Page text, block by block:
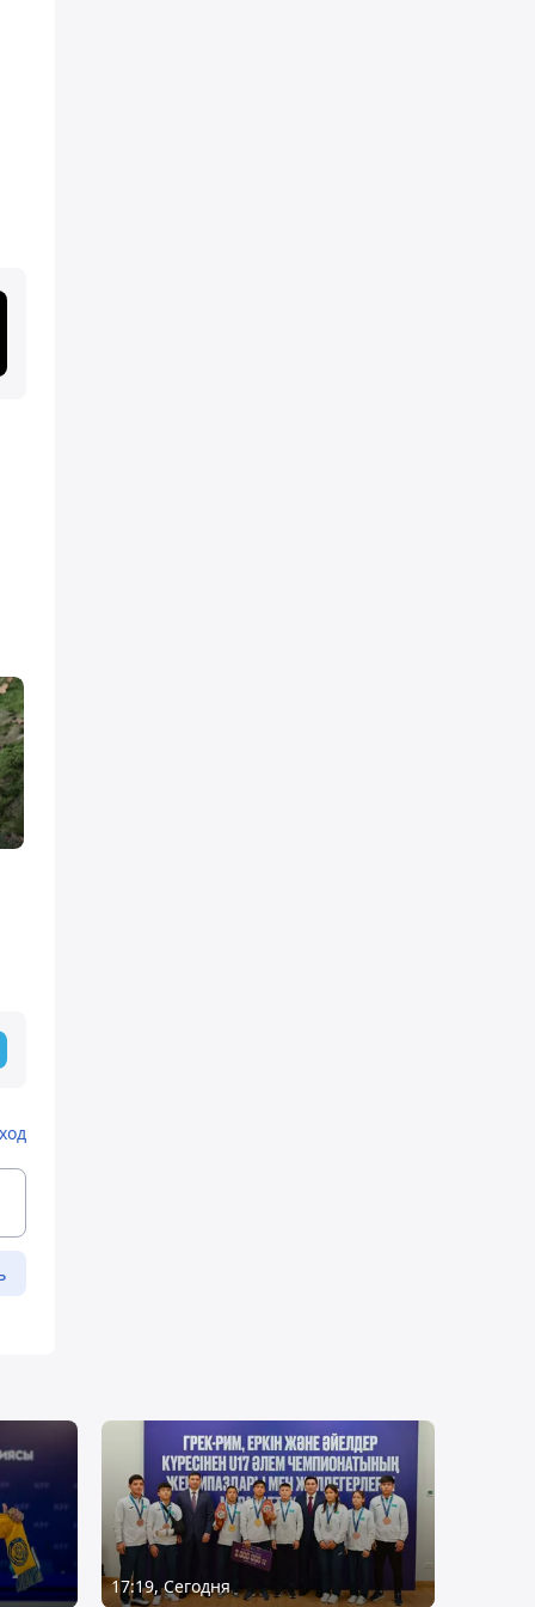
17:19, Сегодня